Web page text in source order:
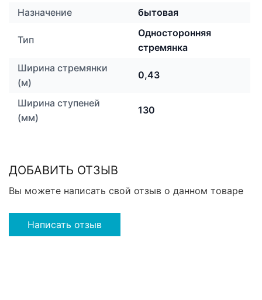
Назначение
бытовая
Тип
Односторонняя
стремянка
Ширина стремянки
(м)
0,43
Ширина ступеней
(мм)
130
ДОБАВИТЬ ОТЗЫВ
Вы можете написать свой отзыв о данном товаре
Написать отзыв